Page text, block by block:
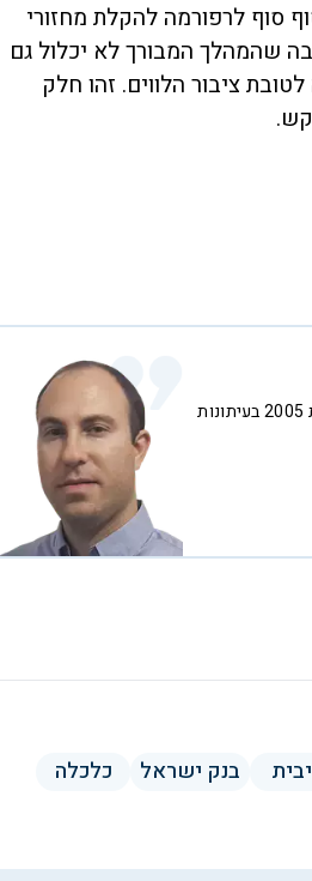
סוף לרפורמה להקלת מחזורי
שהמהלך המבורך לא יכלול גם
ציבור הלווים. זהו חלק
כתב, עורך, ופרשן כלכלי משנת 2005 בעיתונות
בנק ישראל
כלכלה